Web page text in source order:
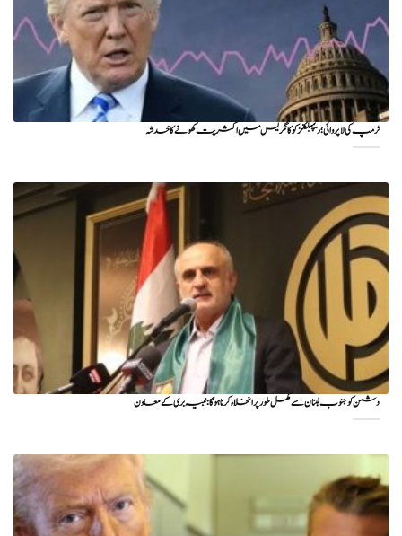
ٹرمپ کی لا پروائی؛ ریپبلکنز کو کانگریس میں اکثریت کھونے کا خدشہ
دشمن کو جنوب لبنان سے مکمل طور پر انخلاء کرنا ہوگا: نبیہ بری کے معاون